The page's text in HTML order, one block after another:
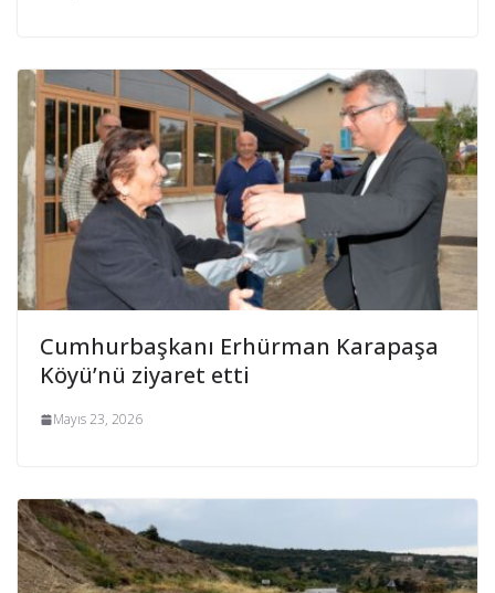
Cumhurbaşkanı Erhürman Karapaşa
Köyü’nü ziyaret etti
Mayıs 23, 2026